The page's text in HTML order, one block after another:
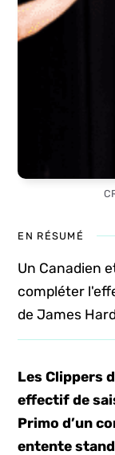
EN RÉSUMÉ
Un Canadien
compléter
de James
Les Clippers
effectif de
Primo d’un
entente